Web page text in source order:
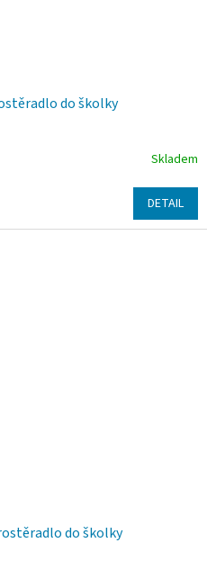
do školky
Skladem
DETAIL
do školky